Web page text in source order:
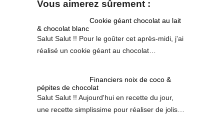
Vous aimerez sûrement :
Cookie géant chocolat au lait
& chocolat blanc
Salut Salut !! Pour le goûter cet après-midi, j'ai
réalisé un cookie géant au chocolat…
Financiers noix de coco &
pépites de chocolat
Salut Salut !! Aujourd'hui en recette du jour,
une recette simplissime pour réaliser de jolis…